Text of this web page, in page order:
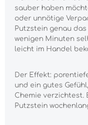
sauber haben
oder unnötige
Putzstein genau
wenigen Minuten
leicht im Handel
Der Effekt:
und ein gutes
Chemie verzichtest.
Putzstein